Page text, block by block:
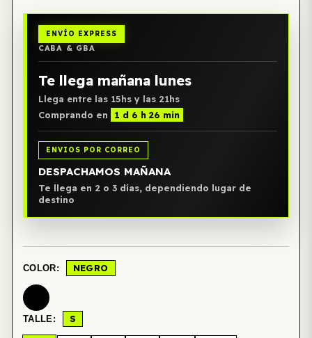
ENVÍO EXPRESS
CABA & GBA
Te llega mañana lunes
Llega entre las 15hs y las 21hs
Comprando en
1 d 6 h 26 min
ENVIOS POR CORREO
DESPACHAMOS MAÑANA
Te llega en 2 o 3 días, dependiendo lugar de
destino
COLOR: NEGRO
TALLE: S